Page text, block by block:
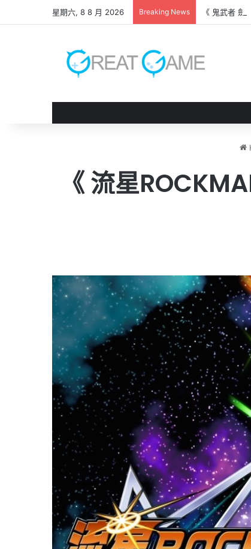
星期六, 8 8 月 2026 Breaking News 《 鬼武者 劍
《 流星